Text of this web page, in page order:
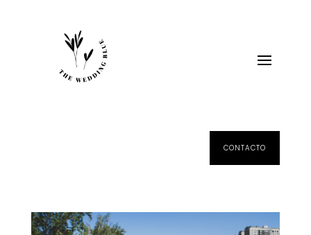
CONTACTO